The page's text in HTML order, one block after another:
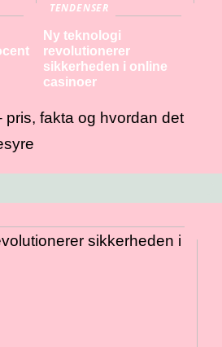
TENDENSER
Ny teknologi
revolutionerer
sikkerheden i online
casinoer
pris, fakta og hvordan det